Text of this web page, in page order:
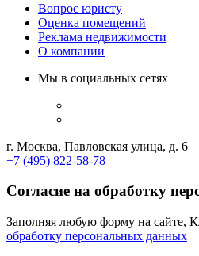
Вопрос юристу
Оценка помещений
Реклама недвижимости
О компании
Мы в социальных сетях
г. Москва, Павловская улица, д. 6
+7 (495) 822-58-78
Согласие на обработку
Заполняя любую форму на сайте,
обработку персональных данных